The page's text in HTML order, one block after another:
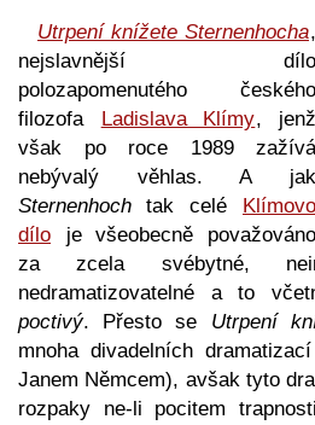
Utrpení knížete Sternenhocha,
nejslavnější dílo
polozapomenutého českého
filozofa
Ladislava Klímy, jenž
však po roce 1989 zažívá
nebývalý věhlas. A jak
Sternenhoch tak celé
Klímovo
dílo je všeobecně považováno
za zcela svébytné,
nedramatizovatelné a to
poctivý. Přesto se Utrpení
mnoha divadelních
Janem Němcem), avšak tyto
rozpaky ne-li pocitem